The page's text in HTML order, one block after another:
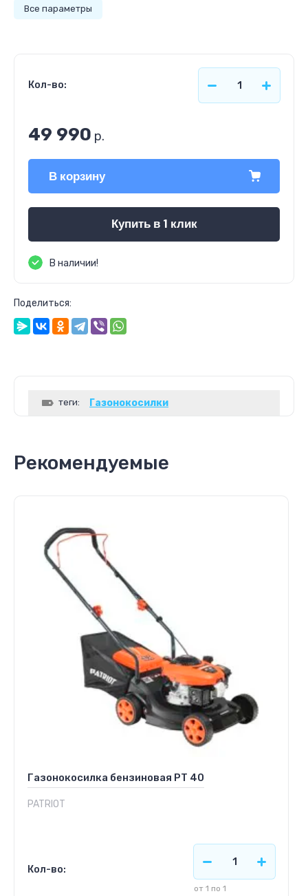
Все параметры
Кол-во:
49 990 р.
В корзину
Купить в 1 клик
В наличии!
Поделиться:
теги: Газонокосилки
Рекомендуемые
Газонокосилка бензиновая PT 40
PATRIOT
Кол-во:
от 1 по 1